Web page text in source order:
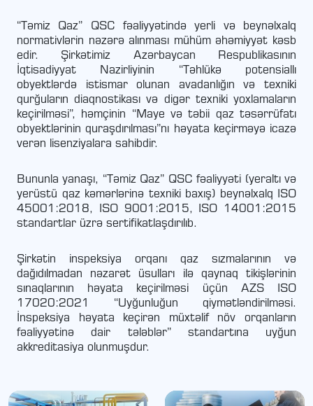
“Təmiz Qaz” QSC fəaliyyətində yerli və beynəlxalq
normativlərin nəzərə alınması mühüm əhəmiyyət kəsb
edir. Şirkətimiz Azərbaycan Respublikasının
İqtisadiyyat Nazirliyinin “Təhlükə potensiallı
obyektlərdə istismar olunan avadanlığın və texniki
qurğuların diaqnostikası və digər texniki yoxlamaların
keçirilməsi”, həmçinin “Maye və təbii qaz təsərrüfatı
obyektlərinin quraşdırılması”nı həyata keçirməyə icazə
verən lisenziyalara sahibdir.
Bununla yanaşı, “Təmiz Qaz” QSC fəaliyyəti (yeraltı və
yerüstü qaz kəmərlərinə texniki baxış) beynəlxalq ISO
45001:2018, ISO 9001:2015, ISO 14001:2015
standartlar üzrə sertifikatlaşdırılıb.
Şirkətin inspeksiya orqanı qaz sızmalarının və
dağıdılmadan nəzarət üsulları ilə qaynaq tikişlərinin
sınaqlarının həyata keçirilməsi üçün AZS ISO
17020:2021 “Uyğunluğun qiymətləndirilməsi.
İnspeksiya həyata keçirən müxtəlif növ orqanların
fəaliyyətinə dair tələblər” standartına uyğun
akkreditasiya olunmuşdur.